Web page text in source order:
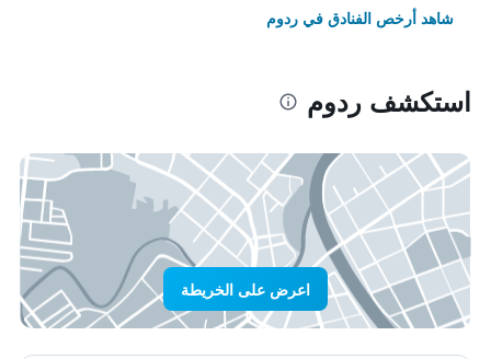
شاهد أرخص الفنادق في ردوم
استكشف ردوم
اعرض على الخريطة